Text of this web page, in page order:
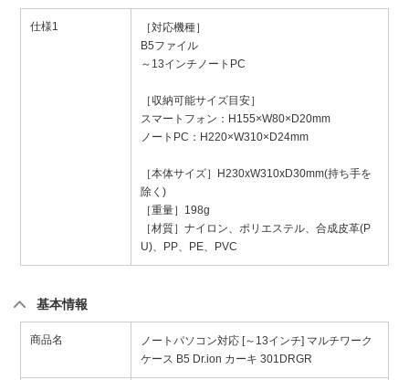
仕様1
［対応機種］
B5ファイル
～13インチノートPC
［収納可能サイズ目安］
スマートフォン：H155×W80×D20mm
ノートPC：H220×W310×D24mm
［本体サイズ］H230xW310xD30mm(持ち手を
除く)
［重量］198g
［材質］ナイロン、ポリエステル、合成皮革(P
U)、PP、PE、PVC
基本情報
商品名
ノートパソコン対応 [～13インチ] マルチワーク
ケース B5 Dr.ion カーキ 301DRGR